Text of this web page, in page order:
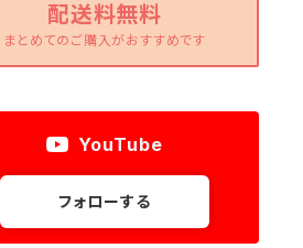
配送料無料
まとめてのご購入がおすすめです
YouTube
フォローする